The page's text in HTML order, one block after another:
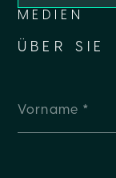
MEDIEN
ÜBER SIE